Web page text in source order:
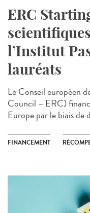
ERC
l’Institut
lauréats
Le Conseil européen
Council – ERC)
Europe par le biais de
FINANCEMENT